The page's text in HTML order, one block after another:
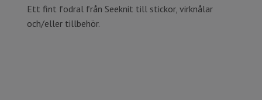
Ett fint fodral från Seeknit till stickor, virknålar
och/eller tillbehör.